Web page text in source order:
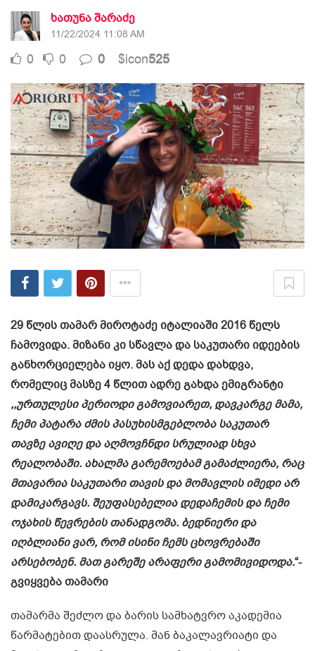
ხათუნა შარაძე
11/22/2024 11:08 AM
0 0 0 $icon525
29 წლის თამარ მიროტაძე იტალიაში 2016 წელს
ჩამოვიდა. მიზანი კი სწავლა და საკუთარი იდეების
განხორციელება იყო. მას აქ დედა დახდვა,
რომელიც მასზე 4 წლით ადრე გახდა ემიგრანტი
,,ურთულესი პერიოდი გამოვიარეთ, დავკარგე მამა,
ჩემი პატარა ძმის პასუხისმგებლობა საკუთარ
თავზე ავიღე და აღმოვჩნდი სრულიად სხვა
რეალობაში. ახალმა გარემოებამ გამაძლიერა, რაც
მთავარია საკუთარი თავის და მომავლის იმედი არ
დამიკარგავს. შეუფასებელია დედაჩემის და ჩემი
ოჯახის წევრების თანადგომა. ბედნიერი და
იღბლიანი ვარ, რომ ისინი ჩემს ცხოვრებაში
არსებობენ. მათ გარეშე არაფერი გამომივიდოდა.“-
გვიყვება თამარი
თამარმა შეძლო და ბარის სამხატვრო აკადემია
წარმატებით დაასრულა. მან ბაკალავრიატი და